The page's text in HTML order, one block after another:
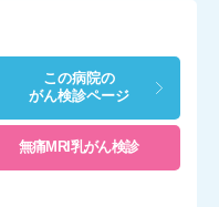
この病院の
がん検診ページ
無痛MRI乳がん検診